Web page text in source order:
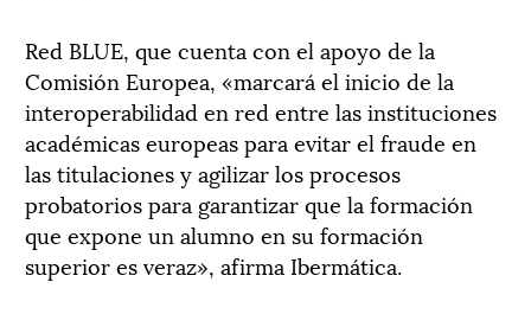
Red BLUE, que cuenta con el apoyo de la
Comisión Europea, «marcará el inicio de la
interoperabilidad en red entre las instituciones
académicas europeas para evitar el fraude en
las titulaciones y agilizar los procesos
probatorios para garantizar que la formación
que expone un alumno en su formación
superior es veraz», afirma Ibermática.